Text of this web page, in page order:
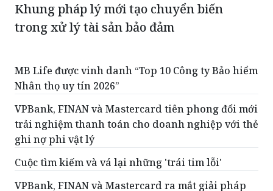
Khung pháp lý mới tạo chuyển biến
trong xử lý tài sản bảo đảm
MB Life được vinh danh “Top 10 Công ty Bảo hiểm
Nhân thọ uy tín 2026”
VPBank, FINAN và Mastercard tiên phong đổi mới
trải nghiệm thanh toán cho doanh nghiệp với thẻ
ghi nợ phi vật lý
Cuộc tìm kiếm và vá lại những 'trái tim lỗi'
VPBank, FINAN và Mastercard ra mắt giải pháp